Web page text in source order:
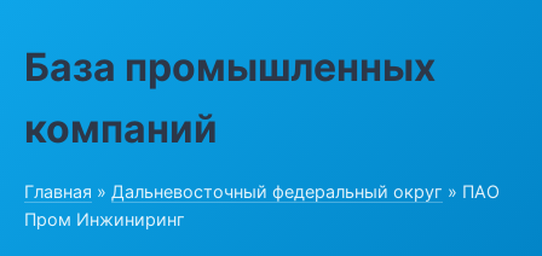
База промышленных
компаний
Главная » Дальневосточный федеральный округ » ПАО
Пром Инжиниринг